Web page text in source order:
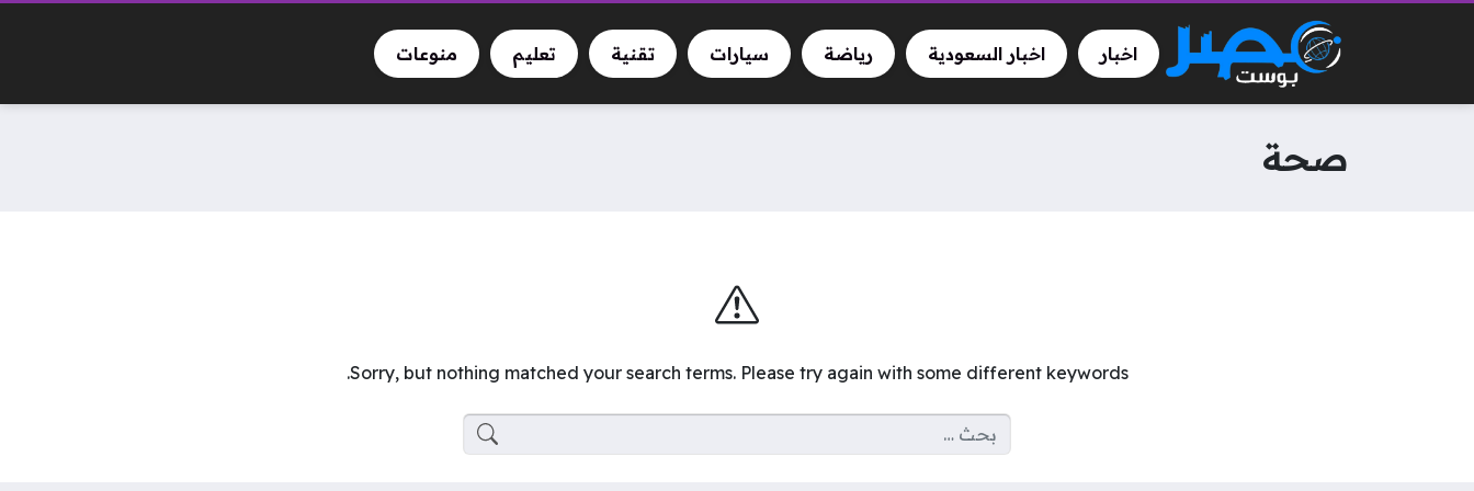
اخبار اخبار السعودية رياضة سيارات تقنية تعليم منوعات
صحة
Sorry, but nothing matched your search terms. Please try again with some different keywords.